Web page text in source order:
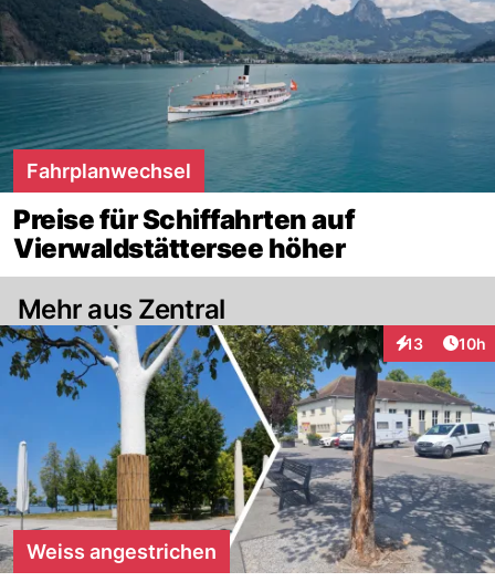
Fahrplanwechsel
Preise für Schiffahrten auf
Vierwaldstättersee höher
Mehr aus Zentral
13
Interaktionen
10h
Weiss angestrichen